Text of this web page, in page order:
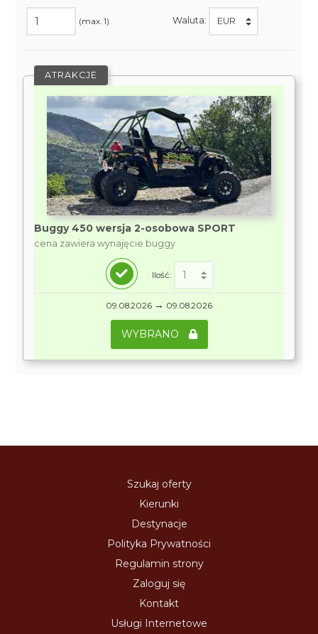
(max. 1) Waluta:
ATRAKCJE
Buggy 450 wersja 2-osobowa SPORT
cena zawiera wynajęcie buggy
Ilość:
09.08.2026 → 09.08.2026
WYBRANO
Szukaj oferty
Kierunki
Destynacje
Polityka Prywatności
Regulamin strony
Zaloguj się
Kontakt
Usługi Internetowe